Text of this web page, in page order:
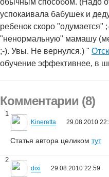
обычным способом. (Надо
успокаивала бабушек и
ребенок скоро "одумается"
"ненормальную" мамашу
;-). Увы. Не вернулся.) "
обучение эффективнее, в
Комментарии (8)
1
Kineretta 29.08.2010
Статья автора целиком тут
2
dixi 29.08.2010 22:59